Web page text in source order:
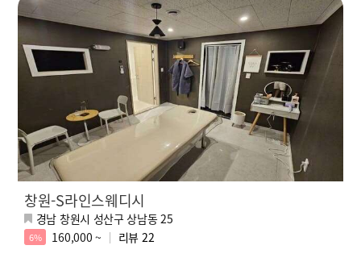
창원-S라인스웨디시
경남 창원시 성산구 상남동 25
6% 160,000 ~ 리뷰 22